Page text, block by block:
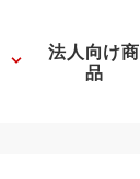
法人向け商
品